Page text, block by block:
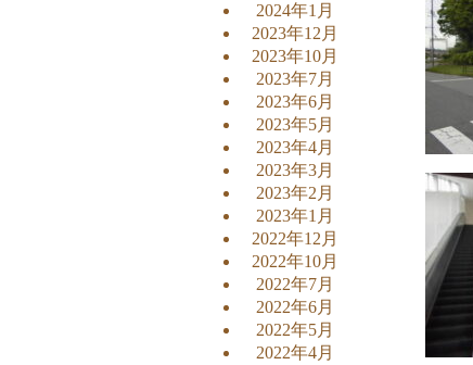
2024年1月
2023年12月
2023年10月
2023年7月
2023年6月
2023年5月
2023年4月
2023年3月
2023年2月
2023年1月
2022年12月
2022年10月
2022年7月
2022年6月
2022年5月
2022年4月